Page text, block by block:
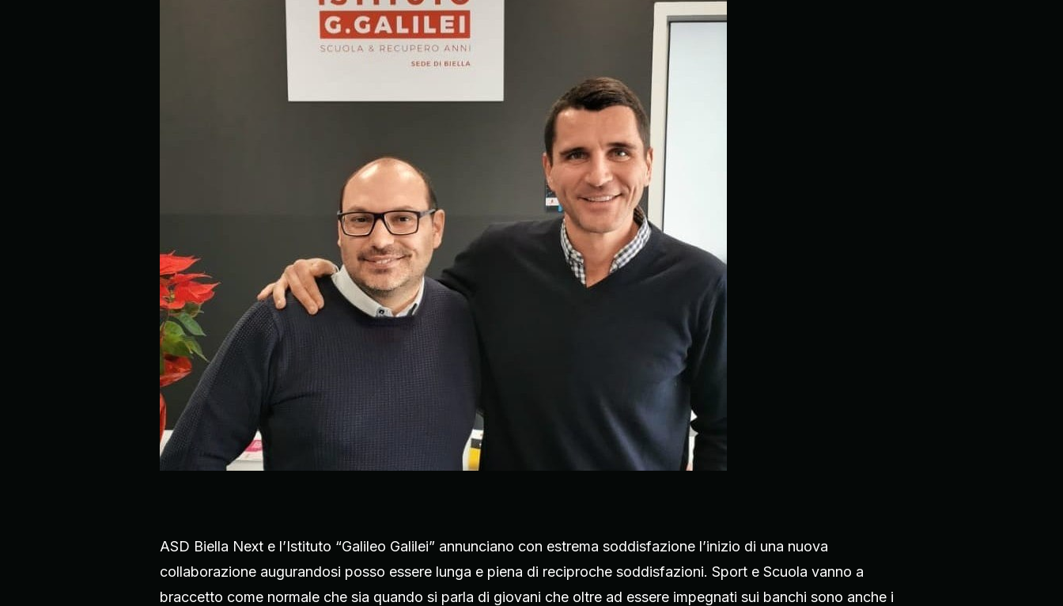
ASD Biella Next e l’Istituto “Galileo Galilei” annunciano con estrema soddisfazione l’inizio di una nuova
collaborazione augurandosi posso essere lunga e piena di reciproche soddisfazioni. Sport e Scuola vanno a
braccetto come normale che sia quando si parla di giovani che oltre ad essere impegnati sui banchi sono anche i